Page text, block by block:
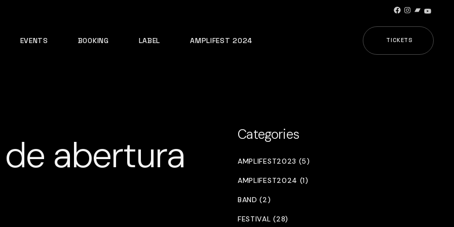
Facebook
Instagram
Bandcamp
EVENTS BOOKING LABEL AMPLIFEST 2024 TICKETS
abertura Categories
AMPLIFEST2023 (5)
AMPLIFEST2024 (1)
BAND (2)
FESTIVAL (28)